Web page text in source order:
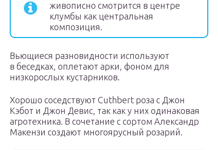
живописно смотрится в центре
клумбы как центральная
композиция.
Вьющиеся разновидности используют
в беседках, оплетают арки, фоном для
низкорослых кустарников.
Хорошо соседствуют Cuthbert роза с Джон
Кэбот и Джон Девис, так как у них одинаковая
агротехника. В сочетание с сортом Александр
Макензи создают многоярусный розарий.